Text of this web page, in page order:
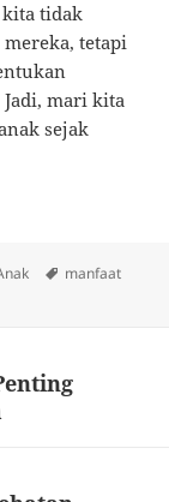
tidak
tetapi
Jadi, mari kita
sejak
Tags
manfaat